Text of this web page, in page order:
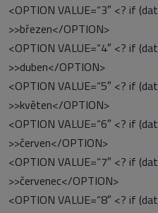
<OPTION VALUE=“3″ <? if
>>březen</OPTION>
<OPTION VALUE=“4″ <? if
>>duben</OPTION>
<OPTION VALUE=“5″ <? if
>>květen</OPTION>
<OPTION VALUE=“6″ <? if
>>červen</OPTION>
<OPTION VALUE=“7″ <? if
>>červenec</OPTION>
<OPTION VALUE=“8″ <? if